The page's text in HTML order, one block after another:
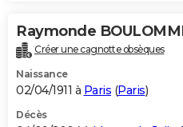
Raymonde
Créer une cagnotte obsèques
Naissance
02/04/1911 à Paris (Paris)
Décès